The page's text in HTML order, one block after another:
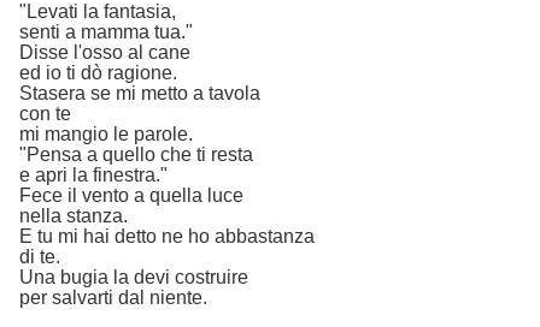
"Levati la fantasia,
senti a mamma tua."
Disse l'osso al cane
ed io ti dò ragione.
Stasera se mi metto a tavola
con te
mi mangio le parole.
"Pensa a quello che ti resta
e apri la finestra."
Fece il vento a quella luce
nella stanza.
E tu mi hai detto ne ho abbastanza
di te.
Una bugia la devi costruire
per salvarti dal niente.